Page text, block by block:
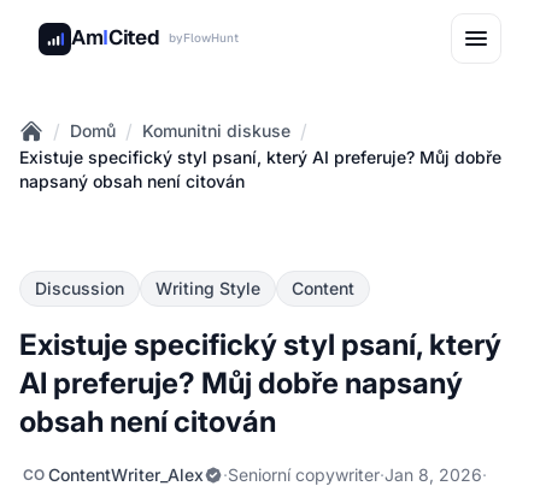
AmICited byFlowHunt
Home
/ Domů / Komunitni diskuse /
Existuje specifický styl psaní, který AI preferuje? Můj dobře
napsaný obsah není citován
Discussion Writing Style Content
Existuje specifický styl psaní, který
AI preferuje? Můj dobře napsaný
obsah není citován
CO ContentWriter_Alex ·Seniorní copywriter·Jan 8, 2026·